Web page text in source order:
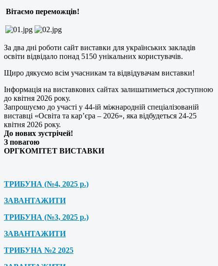
Вітаємо переможців!
За два дні роботи сайт виставки для українських закладів
освіти відвідало понад 5150 унікальних користувачів.
Щиро дякуємо всім учасникам та відвідувачам виставки!
Інформація на виставкових сайтах залишатиметься доступною
до квітня 2026 року.
Запрошуємо до участі у 44-ій міжнародній спеціалізованій
виставці «Освіта та кар’єра – 2026», яка відбудеться 24-25
квітня 2026 року.
До нових зустрічей!
З повагою
ОРГКОМІТЕТ ВИСТАВКИ
ТРИБУНА (№4, 2025 р.)
ЗАВАНТАЖИТИ
ТРИБУНА (№3, 2025 р.)
ЗАВАНТАЖИТИ
ТРИБУНА №2 2025